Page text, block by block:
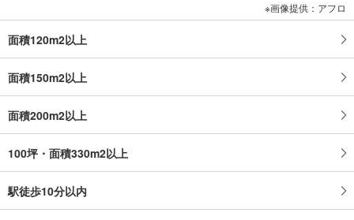
画像提供：アフロ
面積120m2以上
面積150m2以上
面積200m2以上
100坪・面積330m2以上
駅徒歩10分以内